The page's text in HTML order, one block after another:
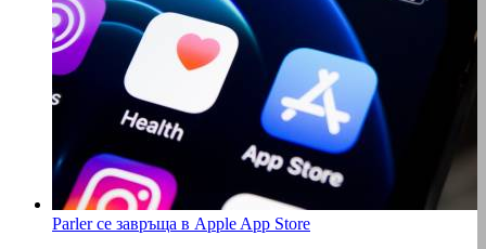
Parler се завръща в Apple App Store